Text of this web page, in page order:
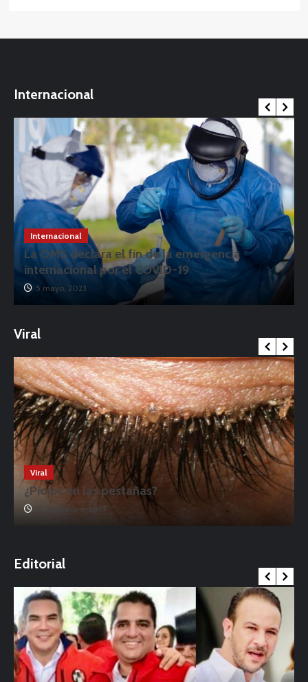
Internacional
Internacional
La OMS declara el fin de la emergencia
internacional por el COVID-19
5 mayo, 2023
Viral
Viral
¿Piojos en las pestañas?
17 noviembre, 2019
Editorial